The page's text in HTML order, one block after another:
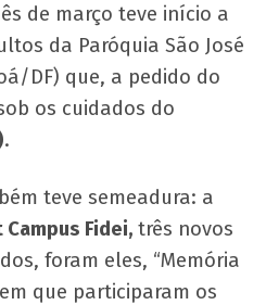
de março teve início a
da Paróquia São José
DF) que, a pedido do
os cuidados do
.
teve semeadura: a
Fidei, três novos
foram eles, “Memória
em que participaram os